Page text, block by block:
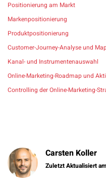
Positionierung am Markt
Markenpositionierung
Produktpositionierung
Customer-Journey-Analyse und
Kanal- und Instrumentenauswahl
Online-Marketing-Roadmap und
Controlling der Online-Marketing-
Carsten Koller
Zuletzt Aktualisiert